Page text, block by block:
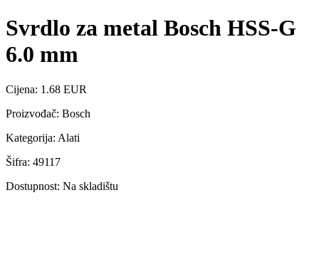
Svrdlo za metal Bosch HSS-G
6.0 mm
Cijena: 1.68 EUR
Proizvođač: Bosch
Kategorija: Alati
Šifra: 49117
Dostupnost: Na skladištu